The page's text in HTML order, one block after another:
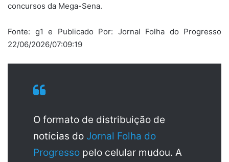
concursos da Mega-Sena.
Fonte: g1 e Publicado Por: Jornal Folha do Progresso
22/06/2026/07:09:19
O formato de distribuição de
notícias do Jornal Folha do
Progresso pelo celular mudou. A